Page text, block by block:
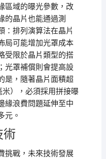
區域的曝光參數，改
的晶片也能通過測
：排列演算法在晶片
局可能增加光罩成本
受限於晶片類型的搭
光罩補償則會提高設
是，隨著晶片面積超
），必須採用拼接曝
緣浪費問題延伸至中
元。
術
挑戰，未來技術發展